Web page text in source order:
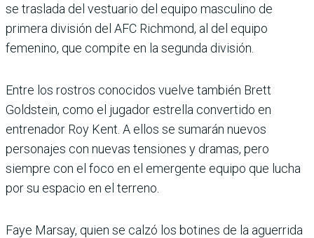
se traslada del vestuario del equipo masculino de
primera división del AFC Richmond, al del equipo
femenino, que compite en la segunda división.
Entre los rostros conocidos vuelve también Brett
Goldstein, como el jugador estrella convertido en
entrenador Roy Kent. A ellos se sumarán nuevos
personajes con nuevas tensiones y dramas, pero
siempre con el foco en el emergente equipo que lucha
por su espacio en el terreno.
Faye Marsay, quien se calzó los botines de la aguerrida